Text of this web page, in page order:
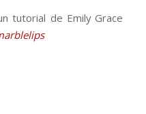
tutorial de Emily Grace